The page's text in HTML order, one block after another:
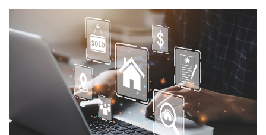
Qui Sommes-Nous
Notre Équipe
Nous Rejoindre
Nos Actualités
CONTACT